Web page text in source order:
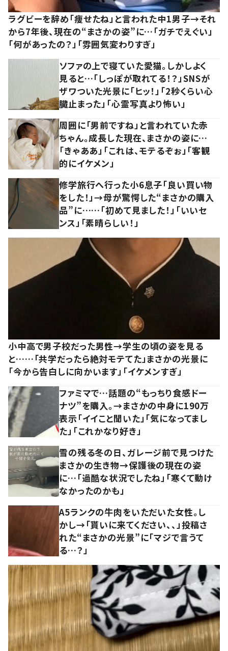
ラグビーを辞め「痩せたね」と言われた中1男子→それ
から7年後、現在の“まさかの姿”に…「ガチでえぐい」
「何があったの？」「雰囲気変わりすぎ」
ソファの上で寝ていた愛猫。しかしよく
見ると…「しっぽが取れてる！？」SNSが
ザワついた光景に「ヒッ！」「2秒くらい心
臓止まった」「心霊写真より怖い」
周囲に「男前ですね」と言われていた赤
ちゃん。成長した現在、まさかの姿に…
「きゃああ」「これは、モテるぞぉ」「客観
的にイケメン」
修学旅行へ行った小6息子「良い買い物
をした！」→母が驚愕した“まさかの購入
品”に……「初めて見ました！」「いいセ
ンス」「素晴らしい！」
小中高で男子校だった男性→学生の頃の姿を見る
と……「共学だったら絶対モテてた」まさかの光景に
「今から告白しに向かいます」「イケメンすぎ」
ファミマで…話題の“もっちり食感ドー
ナツ”を購入。→まさかの中身に190万
表示「イイこと聞いた」「気になってまし
た」「これかなり好き」
雪の残る冬の日、ガレージ前で見つけた
まさかの生き物→保護後の現在の姿
に…「過酷な状況でしたね」「寒くて動け
なかったのかも」
A5ランクの牛肉をいただいた女性。し
かし→「貰いに来てください、、」投稿さ
れた“まさかの光景”に「マジで言うて
る…？」